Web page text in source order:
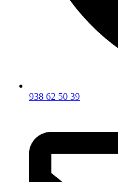
938 62 50 39